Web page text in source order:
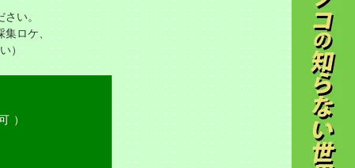
い。
ロケ、
）
）